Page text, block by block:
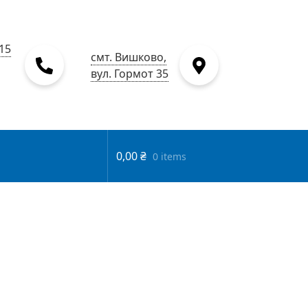
смт. Вишково,
вул. Гормот 35
0,00₴ 0 items